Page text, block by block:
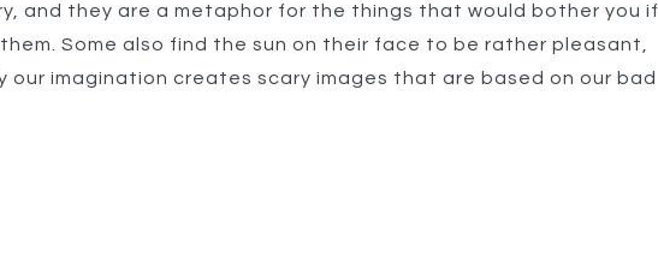
and they are a metaphor for the things that would bother you if
Some also find the sun on their face to be rather pleasant,
our imagination creates scary images that are based on our bad